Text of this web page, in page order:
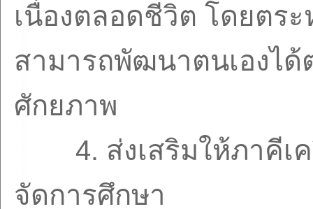
เนื่องตลอดชีวิต โดยตร
สามารถพัฒนาตนเองไ
ศักยภาพ
4. ส่งเสริมให้ภาคี
จัดการศึกษา